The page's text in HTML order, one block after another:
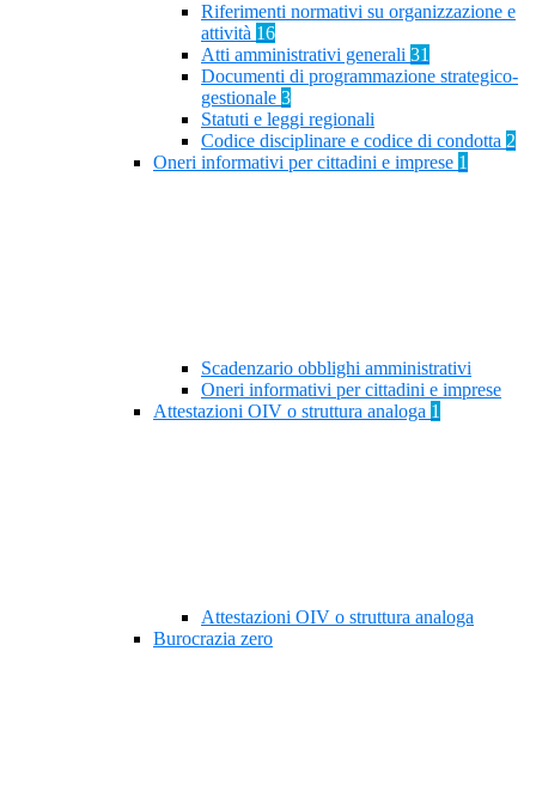
Riferimenti normativi su organizzazione e
attività 16
Atti amministrativi generali 31
Documenti di programmazione strategico-
gestionale 3
Statuti e leggi regionali
Codice disciplinare e codice di condotta 2
Oneri informativi per cittadini e imprese 1
Scadenzario obblighi amministrativi
Oneri informativi per cittadini e imprese
Attestazioni OIV o struttura analoga 1
Attestazioni OIV o struttura analoga
Burocrazia zero